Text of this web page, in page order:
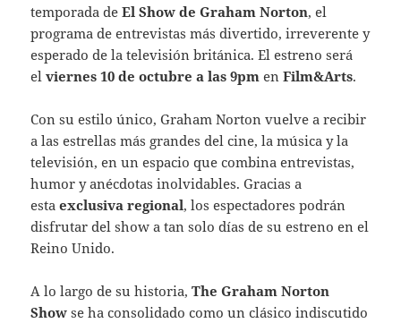
temporada deEl Show de Graham Norton, el
programa de entrevistas más divertido, irreverente y
esperado de la televisión británica. El estreno será
elviernes 10 de octubre a las 9pm enFilm&Arts.
Con su estilo único, Graham Norton vuelve a recibir
a las estrellas más grandes del cine, la música y la
televisión, en un espacio que combina entrevistas,
humor y anécdotas inolvidables. Gracias a
estaexclusiva regional, los espectadores podrán
disfrutar del show a tan solo días de su estreno en el
Reino Unido.
A lo largo de su historia,The Graham Norton
Showse ha consolidado como un clásico indiscutido